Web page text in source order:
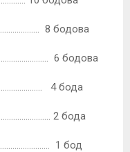
8 бодова
6 бодова
……………….. 4 бода
2 бода
1 бод